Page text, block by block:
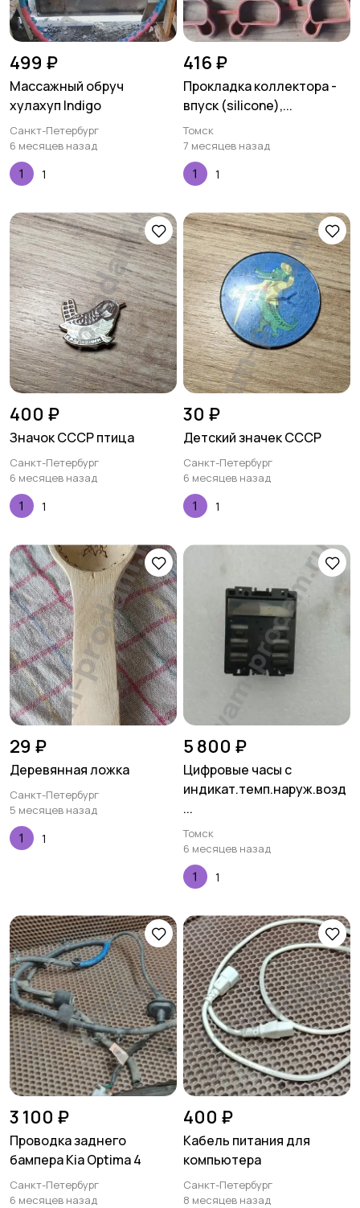
499 ₽
Массажный обруч
хулахуп Indigo
Санкт-Петербург
6 месяцев назад
1
416 ₽
Прокладка коллектора -
впуск (silicone),...
Томск
7 месяцев назад
1
400 ₽
Значок СССР птица
Санкт-Петербург
6 месяцев назад
1
30 ₽
Детский значек СССР
Санкт-Петербург
6 месяцев назад
1
29 ₽
Деревянная ложка
Санкт-Петербург
5 месяцев назад
1
5 800 ₽
Цифровые часы с
индикат.темп.наруж.возд
...
Томск
6 месяцев назад
1
3 100 ₽
Проводка заднего
бампера Kia Optima 4
Санкт-Петербург
6 месяцев назад
400 ₽
Кабель питания для
компьютера
Санкт-Петербург
8 месяцев назад